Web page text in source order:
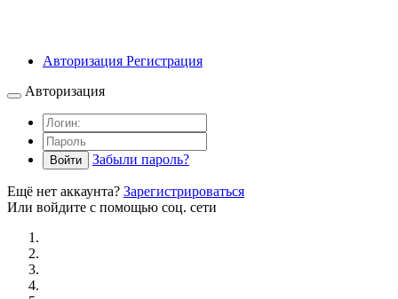
Авторизация Регистрация
Авторизация
Войти Забыли пароль?
Ещё нет аккаунта? Зарегистрироваться
Или войдите с помощью соц. сети